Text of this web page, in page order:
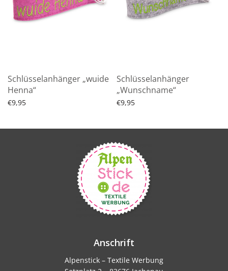
Schlüsselanhänger „wuide
Henna“
€9,95
Schlüsselanhänger
„Wunschname“
€9,95
Anschrift
Alpenstick – Textile Werbung